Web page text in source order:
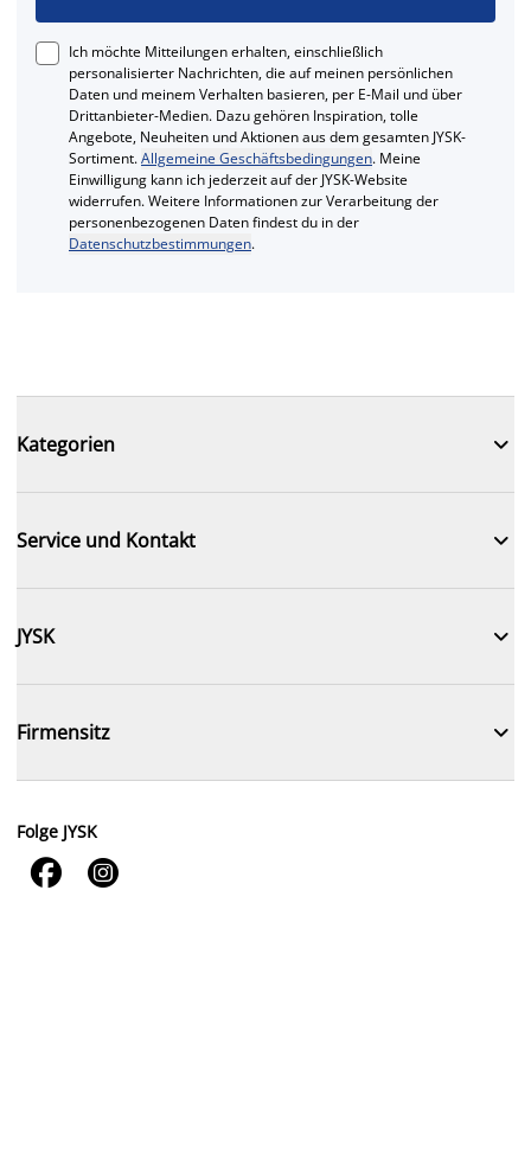
Ich möchte Mitteilungen erhalten, einschließlich
personalisierter Nachrichten, die auf meinen persönlichen
Daten und meinem Verhalten basieren, per E-Mail und über
Drittanbieter-Medien. Dazu gehören Inspiration, tolle
Angebote, Neuheiten und Aktionen aus dem gesamten JYSK-
Sortiment.Allgemeine Geschäftsbedingungen. Meine
Einwilligung kann ich jederzeit auf der JYSK-Website
widerrufen. Weitere Informationen zur Verarbeitung der
personenbezogenen Daten findest du in der
Datenschutzbestimmungen.
Kategorien 
Service und Kontakt 
JYSK 
Firmensitz 
Folge JYSK
 